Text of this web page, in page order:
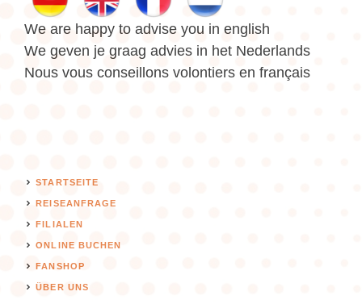
We are happy to advise you in english
We geven je graag advies in het Nederlands
Nous vous conseillons volontiers en français
STARTSEITE
REISEANFRAGE
FILIALEN
ONLINE BUCHEN
FANSHOP
ÜBER UNS